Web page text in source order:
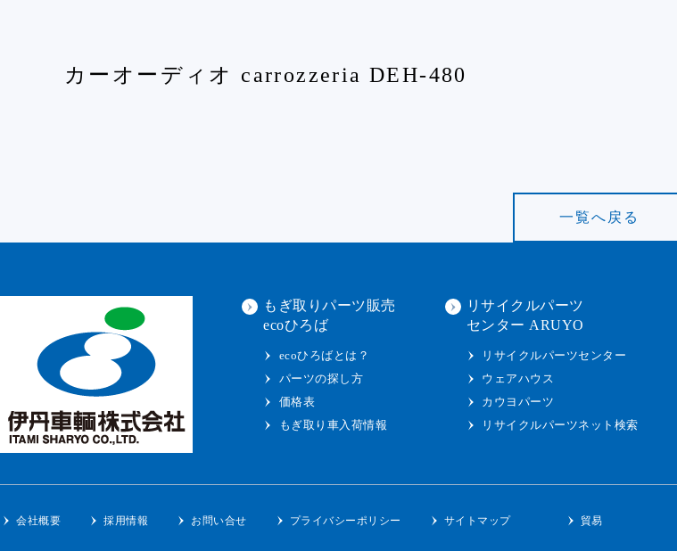
カーオーディオ carrozzeria DEH-480
一覧へ戻る
もぎ取りパーツ販売
ecoひろば
ecoひろばとは？
パーツの探し方
価格表
もぎ取り車入荷情報
リサイクルパーツ
センター ARUYO
リサイクルパーツセンター
ウェアハウス
カウヨパーツ
リサイクルパーツネット検索
会社概要 採用情報 お問い合せ プライバシーポリシー サイトマップ 貿易